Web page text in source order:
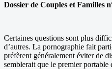
Dossier de Couples et Familles
Certaines questions sont plus
d’autres. La pornographie fait
préfèrent généralement éviter de
semblerait que le premier